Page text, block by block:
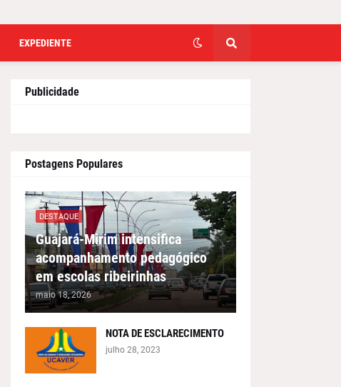
EXPEDIENTE
Publicidade
Postagens Populares
DESTAQUE
Guajará-Mirim intensifica
acompanhamento pedagógico
em escolas ribeirinhas
maio 18, 2026
NOTA DE ESCLARECIMENTO
julho 28, 2023